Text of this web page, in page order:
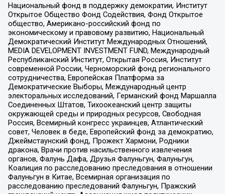
Национальный фонд в поддержку демократии, Институт
Открытое Общество Фонд Содействия, Фонд Открытое
общество, Американо-российский фонд по
экономическому и правовому развитию, Национальный
Демократический Институт Международных Отношений,
MEDIA DEVELOPMENT INVESTMENT FUND, Международный
Республиканский Институт, Открытая Россия, Институт
современной России, Черноморский фонд регионального
сотрудничества, Европейская Платформа за
Демократические Выборы, Международный центр
электоральных исследований, Германский фонд Маршалла
Соединенных Штатов, Тихоокеанский центр защиты
окружающей среды и природных ресурсов, Свободная
Россия, Всемирный конгресс украинцев, Атлантический
совет, Человек в беде, Европейский фонд за демократию,
Джеймстаунский фонд, Прожект Хармони, Родники
дракона, Врачи против насильственного извлечения
органов, Фалунь Дафа, Друзья Фалуньгун, Фалуньгун,
Коалиция по расследованию преследования в отношении
Фалуньгун в Китае, Всемирная организация по
расследованию преследований Фалуньгун, Пражский